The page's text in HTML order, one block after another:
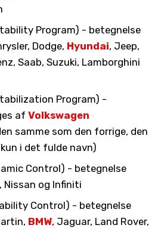
Program) - betegnelse
Dodge, Hyundai, Jeep,
Saab, Suzuki, Lamborghini
Program) -
af Volkswagen
samme som den forrige, den
i det fulde navn)
Control) - betegnelse
, Nissan og Infiniti
Control) - betegnelse
BMW, Jaguar, Land Rover,